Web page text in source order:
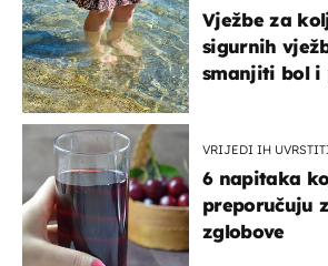
Vježbe za
sigurnih
smanjiti bol i
VRIJEDI IH
6 napitaka
preporučuju
zglobove